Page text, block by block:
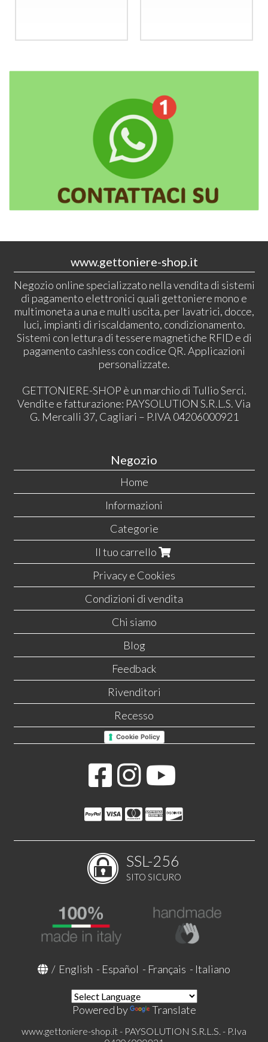
www.gettoniere-shop.it
Negozio online specializzato nella vendita di sistemi
di pagamento elettronici quali gettoniere mono e
multimoneta a una e multi uscita, per lavatrici, docce,
luci, impianti di riscaldamento, condizionamento.
Sistemi con lettura di tessere magnetiche RFID e di
pagamento cashless con codice QR. Applicazioni
personalizzate.
GETTONIERE-SHOP è un marchio di Tullio Serci.
Vendite e fatturazione: PAYSOLUTION S.R.L.S. Via
G. Mercalli 37, Cagliari – P.IVA 04206000921
Negozio
Home
Informazioni
Categorie
Il tuo carrello
Privacy e Cookies
Condizioni di vendita
Chi siamo
Blog
Feedback
Rivenditori
Recesso
Cookie Policy
SSL-256
SITO SICURO
/ English - Español - Français - Italiano
Powered by Translate
www.gettoniere-shop.it - PAYSOLUTION S.R.L.S. - P.Iva